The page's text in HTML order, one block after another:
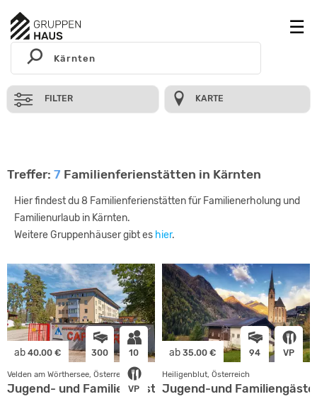
FILTER KARTE
Treffer: 7 Familienferienstätten in Kärnten
Hier findest du 8 Familienferienstätten für Familienerholung und
Familienurlaub in Kärnten.
Weitere Gruppenhäuser gibt es hier.
ab 40.00 € 300 10
VP
Velden am Wörthersee, Österreich
Jugend- und Familiengästehaus Cap Wörth
ab 35.00 € 94 VP
Heiligenblut, Österreich
Jugend-und